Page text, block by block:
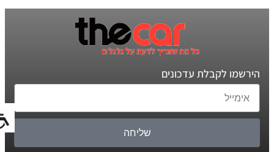
הירשמו לקבלת עדכונים
שליחה